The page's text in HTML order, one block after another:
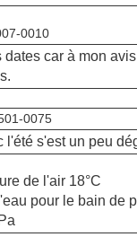
car à mon
l'été s'est un peu
de l'air 18°C
pour le bain de